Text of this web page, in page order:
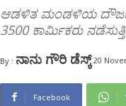
ಆಡಳಿತ ಮಂಡಳಿಯ
3500 ಕಾರ್ಮಿಕರು
By : ನಾನು ಗೌರಿ ಡೆಸ್ಕ್ 20
Facebook